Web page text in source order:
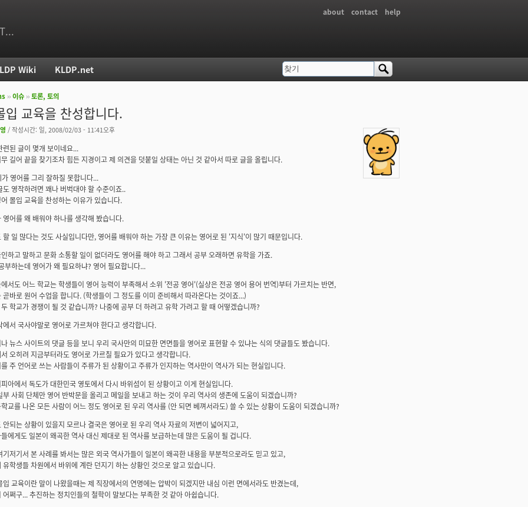
about contact help
››이슈 ››토론, 토의
입 교육을 찬성합니다.
/ 작성시간: 일, 2008/02/03 - 11:41오후
련된 글이 몇개 보이네요...
길어 끝을 찾기조차 힘든 지경이고 제 의견을 덧붙일 상태는 아닌 것 같아서 따로 글을 올립니다.
영어를 그리 잘하질 못합니다...
도 영작하려면 꽤나 버벅대야 할 수준이죠..
몰입 교육을 찬성하는 이유가 있습니다.
영어를 왜 배워야 하나를 생각해 봤습니다.
할 일 많다는 것도 사실입니다만, 영어를 배워야 하는 가장 큰 이유는 영어로 된 '지식'이 많기 때문입니다.
하고 말하고 문화 소통할 일이 없더라도 영어를 해야 하고 그래서 공부 오래하면 유학을 가죠.
부하는데 영어가 왜 필요하냐? 영어 필요합니다...
서도 어느 학교는 학생들이 영어 능력이 부족해서 소위 '전공 영어'(실상은 전공 영어 용어 번역)부터 가르치는 반면,
곧바로 원어 수업을 합니다. (학생들이 그 정도를 이미 준비해서 따라온다는 것이죠...)
학교가 경쟁이 될 것 같습니까? 나중에 공부 더 하려고 유학 가려고 할 때 어떻겠습니까?
에서 국사야말로 영어로 가르쳐야 한다고 생각합니다.
뉴스 사이트의 댓글 등을 보니 우리 국사만의 미묘한 면면들을 영어로 표현할 수 있냐는 식의 댓글들도 봤습니다.
오히려 지금부터라도 영어로 가르칠 필요가 있다고 생각합니다.
주 언어로 쓰는 사람들이 주류가 된 상황이고 주류가 인지하는 역사만이 역사가 되는 현실입니다.
아에서 독도가 대한민국 영토에서 다시 바위섬이 된 상황이고 이게 현실입니다.
부 사회 단체만 영어 반박문을 올리고 메일을 보내고 하는 것이 우리 역사의 생존에 도움이 되겠습니까?
교를 나온 모든 사람이 어느 정도 영어로 된 우리 역사를 (안 되면 베껴서라도) 쓸 수 있는 상황이 도움이 되겠습니까?
안되는 상황이 있을지 모르나 결국은 영어로 된 우리 역사 자료의 저변이 넓어지고,
에게도 일본이 왜곡한 역사 대신 제대로 된 역사를 보급하는데 많은 도움이 될 겁니다.
기저기서 본 사례를 봐서는 많은 외국 역사가들이 일본이 왜곡한 내용을 부분적으로라도 믿고 있고,
유학생들 차원에서 바위에 계란 던지기 하는 상황인 것으로 알고 있습니다.
입 교육이란 말이 나왔을때는 제 직장에서의 연명에는 압박이 되겠지만 내심 이런 면에서라도 반겼는데,
어쩌구... 추진하는 정치인들의 철학이 말보다는 부족한 것 같아 아쉽습니다.
Wiki KLDP.net 검색 폼
찾기